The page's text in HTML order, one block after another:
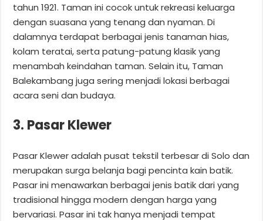
tahun 1921. Taman ini cocok untuk rekreasi keluarga
dengan suasana yang tenang dan nyaman. Di
dalamnya terdapat berbagai jenis tanaman hias,
kolam teratai, serta patung-patung klasik yang
menambah keindahan taman. Selain itu, Taman
Balekambang juga sering menjadi lokasi berbagai
acara seni dan budaya.
3. Pasar Klewer
Pasar Klewer adalah pusat tekstil terbesar di Solo dan
merupakan surga belanja bagi pencinta kain batik.
Pasar ini menawarkan berbagai jenis batik dari yang
tradisional hingga modern dengan harga yang
bervariasi. Pasar ini tak hanya menjadi tempat